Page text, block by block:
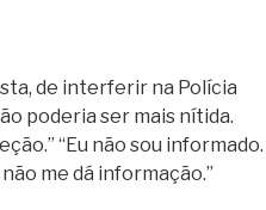
de interferir na Polícia
poderia ser mais nítida.
“Eu não sou informado.
me dá informação.”